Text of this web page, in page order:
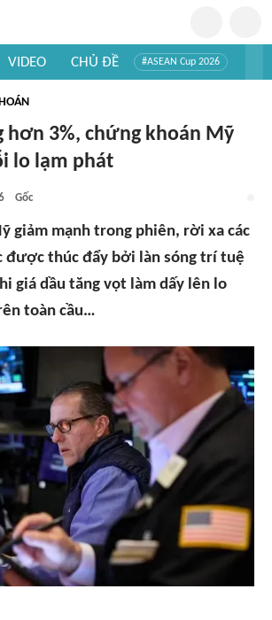
VIDEO CHỦ ĐỀ #ASEAN Cup 2026
hơn 3%, chứng khoán Mỹ
lo lạm phát
Gốc
giảm mạnh trong phiên, rời xa các
được thúc đẩy bởi làn sóng trí tuệ
giá dầu tăng vọt làm dấy lên lo
toàn cầu…